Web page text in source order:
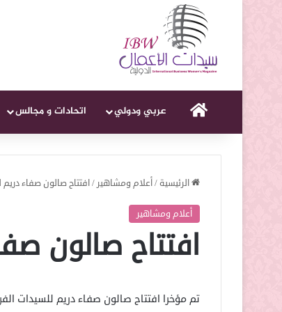
الرئيسيةعربي ودولي اتحادات و مجالس
الرئيسية/أعلام ومشاهير /افتتاح صالون صفاء دريم
أعلام ومشاهير
افتتاح صالون
تم مؤخرا افتتاح صالون صفاء دريم للسيدات